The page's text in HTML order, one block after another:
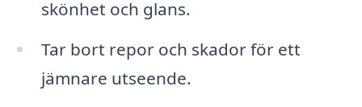
skönhet och glans.
Tar bort repor och skador för ett
jämnare utseende.